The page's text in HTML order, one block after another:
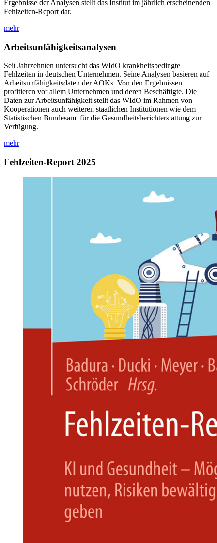
Ergebnisse der Analysen stellt das Institut im jährlich erscheinenden
Fehlzeiten-Report dar.
mehr
Arbeitsunfähigkeitsanalysen
Seit Jahrzehnten untersucht das WIdO krankheitsbedingte
Fehlzeiten in deutschen Unternehmen. Seine Analysen basieren auf
Arbeitsunfähigkeitsdaten der AOKs. Von den Ergebnissen
profitieren vor allem Unternehmen und deren Beschäftigte. Die
Daten zur Arbeitsunfähigkeit stellt das WIdO im Rahmen von
Kooperationen auch weiteren staatlichen Institutionen wie dem
Statistischen Bundesamt für die Gesundheitsberichterstattung zur
Verfügung.
mehr
Fehlzeiten-Report 2025